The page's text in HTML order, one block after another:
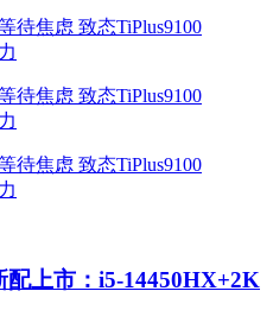
配上市：i5-14450HX+2K